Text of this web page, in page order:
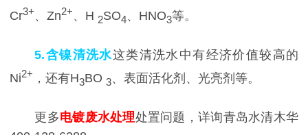
Cr3+、Zn2+、H 2SO4、HNO3等。
5.含镍清洗水这类清洗水中有经济价值较高的
Ni2+ ，还有H3BO 3、表面活化剂、光亮剂等。
更多电镀废水处理处置问题，详询青岛水清木华